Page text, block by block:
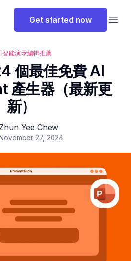
Get started now
智能演示編輯推薦
個最佳免費 AI
產生器（最新更
新）
Yee Chew
27, 2024